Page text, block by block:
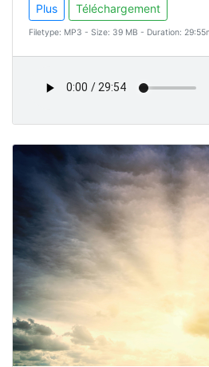
Plus Téléchargement
Filetype: MP3 - Size: 39 MB - Duration: